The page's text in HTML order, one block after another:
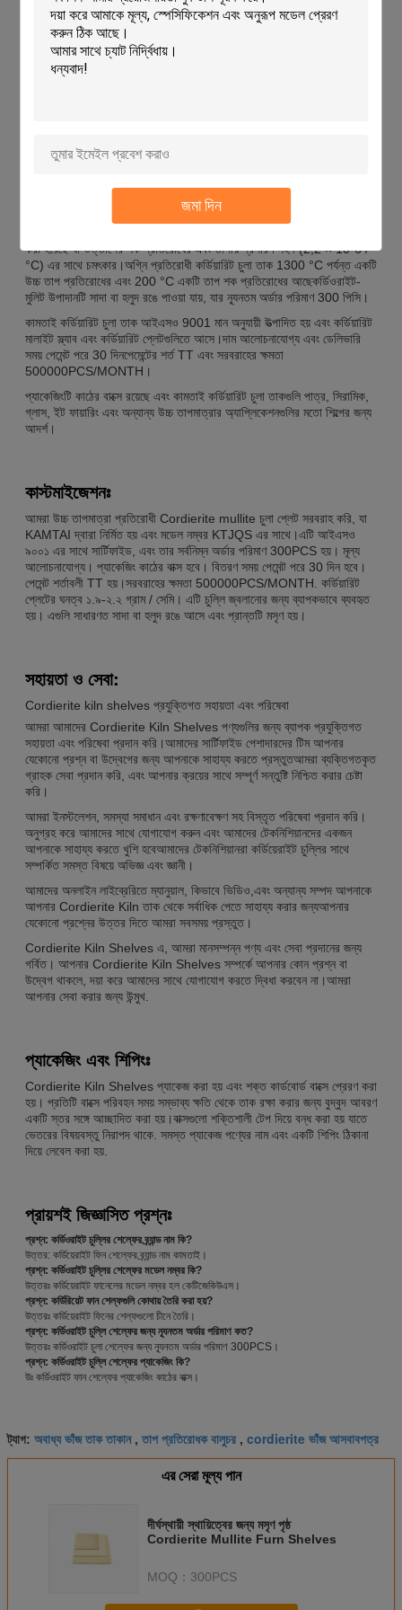
জমা দিন
প্রান্ত
মসৃণ
সাদা বা হলুদ
ব্যবহার
ফায়ারিং
স্থায়িত্ব
তাপীয় শক প্রতিরোধের
করা হয়েছে যা উত্তাপের শক প্রতিরোধের এবং তাপীয় প্রসারণ সহগ (2,2 × 10-6 /
°C) এর সাথে চমৎকার।অগ্নি প্রতিরোধী কর্ডিয়ারিট চুলা তাক 1300 °C পর্যন্ত একটি
উচ্চ তাপ প্রতিরোধের এবং 200 °C একটি তাপ শক প্রতিরোধের আছেকর্ডিওরাইট-
মুলিট উপাদানটি সাদা বা হলুদ রঙে পাওয়া যায়, যার ন্যূনতম অর্ডার পরিমাণ 300 পিসি।
কামতাই কর্ডিয়ারিট চুলা তাক আইএসও 9001 মান অনুযায়ী উত্পাদিত হয় এবং কর্ডিয়ারিট
মালাইট স্ল্যাব এবং কর্ডিয়ারিট প্লেটগুলিতে আসে।দাম আলোচনাযোগ্য এবং ডেলিভারি
সময় পেমেন্ট পরে 30 দিনপেমেন্টের শর্ত TT এবং সরবরাহের ক্ষমতা
500000PCS/MONTH।
প্যাকেজিংটি কাঠের বাক্সে রয়েছে এবং কামতাই কর্ডিয়ারিট চুলা তাকগুলি পাত্র, সিরামিক,
গ্লাস, ইট ফায়ারিং এবং অন্যান্য উচ্চ তাপমাত্রার অ্যাপ্লিকেশনগুলির মতো শিল্পের জন্য
আদর্শ।
কাস্টমাইজেশনঃ
আমরা উচ্চ তাপমাত্রা প্রতিরোধী Cordierite mullite চুলা প্লেট সরবরাহ করি, যা
KAMTAI দ্বারা নির্মিত হয় এবং মডেল নম্বর KTJQS এর সাথে।এটি আইএসও
৯০০১ এর সাথে সার্টিফাইড, এবং তার সর্বনিম্ন অর্ডার পরিমাণ 300PCS হয়। মূল্য
আলোচনাযোগ্য। প্যাকেজিং কাঠের বাক্স হবে। বিতরণ সময় পেমেন্ট পরে 30 দিন হবে।
পেমেন্ট শর্তাবলী TT হয়।সরবরাহের ক্ষমতা 500000PCS/MONTH. কর্ডিয়ারিট
প্লেটের ঘনত্ব ১.৯-২.২ গ্রাম / সেমি। এটি চুল্লি জ্বলানোর জন্য ব্যাপকভাবে ব্যবহৃত
হয়। এগুলি সাধারণত সাদা বা হলুদ রঙে আসে এবং প্রান্তটি মসৃণ হয়।
সহায়তা ও সেবা:
Cordierite kiln shelves প্রযুক্তিগত সহায়তা এবং পরিষেবা
আমরা আমাদের Cordierite Kiln Shelves পণ্যগুলির জন্য ব্যাপক প্রযুক্তিগত
সহায়তা এবং পরিষেবা প্রদান করি।আমাদের সার্টিফাইড পেশাদারদের টিম আপনার
যেকোনো প্রশ্ন বা উদ্বেগের জন্য আপনাকে সাহায্য করতে প্রস্তুতআমরা ব্যক্তিগতকৃত
গ্রাহক সেবা প্রদান করি, এবং আপনার ক্রয়ের সাথে সম্পূর্ণ সন্তুষ্টি নিশ্চিত করার চেষ্টা
করি।
আমরা ইনস্টলেশন, সমস্যা সমাধান এবং রক্ষণাবেক্ষণ সহ বিস্তৃত পরিষেবা প্রদান করি।
অনুগ্রহ করে আমাদের সাথে যোগাযোগ করুন এবং আমাদের টেকনিশিয়ানদের একজন
আপনাকে সাহায্য করতে খুশি হবেআমাদের টেকনিশিয়ানরা কর্ডিয়েরাইট চুল্লির সাথে
সম্পর্কিত সমস্ত বিষয়ে অভিজ্ঞ এবং জ্ঞানী।
আমাদের অনলাইন লাইব্রেরিতে ম্যানুয়াল, কিভাবে ভিডিও,এবং অন্যান্য সম্পদ আপনাকে
আপনার Cordierite Kiln তাক থেকে সর্বাধিক পেতে সাহায্য করার জন্যআপনার
যেকোনো প্রশ্নের উত্তর দিতে আমরা সবসময় প্রস্তুত।
Cordierite Kiln Shelves এ, আমরা মানসম্পন্ন পণ্য এবং সেবা প্রদানের জন্য
গর্বিত। আপনার Cordierite Kiln Shelves সম্পর্কে আপনার কোন প্রশ্ন বা
উদ্বেগ থাকলে, দয়া করে আমাদের সাথে যোগাযোগ করতে দ্বিধা করবেন না।আমরা
আপনার সেবা করার জন্য উন্মুখ.
প্যাকেজিং এবং শিপিংঃ
Cordierite Kiln Shelves প্যাকেজ করা হয় এবং শক্ত কার্ডবোর্ড বাক্সে প্রেরণ করা
হয়। প্রতিটি বাক্সে পরিবহন সময় সম্ভাব্য ক্ষতি থেকে তাক রক্ষা করার জন্য বুদ্বুদ আবরণ
একটি স্তর সঙ্গে আচ্ছাদিত করা হয়।বাক্সগুলো শক্তিশালী টেপ দিয়ে বন্ধ করা হয় যাতে
ভেতরের বিষয়বস্তু নিরাপদ থাকে. সমস্ত প্যাকেজ পণ্যের নাম এবং একটি শিপিং ঠিকানা
দিয়ে লেবেল করা হয়.
প্রায়শই জিজ্ঞাসিত প্রশ্নঃ
প্রশ্ন: কর্ডিওরাইট চুল্লির শেল্ফের ব্র্যান্ড নাম কি?
উত্তর: কর্ডিয়েরাইট ফিন শেল্ফের ব্র্যান্ড নাম কামতাই।
প্রশ্ন: কর্ডিওরাইট চুল্লির শেল্ফের মডেল নম্বর কি?
উত্তরঃ কর্ডিয়েরাইট ফানেলের মডেল নম্বর হল কেটিজেকিউএস।
প্রশ্ন: কর্ডিরিয়েট ফান শেল্ফগুলি কোথায় তৈরি করা হয়?
উত্তরঃ কর্ডিয়েরাইট ফিনের শেল্ফগুলো চীনে তৈরি।
প্রশ্ন: কর্ডিওরাইট চুল্লি শেল্ফের জন্য ন্যূনতম অর্ডার পরিমাণ কত?
উত্তরঃ কর্ডিওরাইট চুলা শেল্ফের জন্য ন্যূনতম অর্ডার পরিমাণ 300PCS।
প্রশ্ন: কর্ডিওরাইট চুল্লি শেল্ফের প্যাকেজিং কি?
উঃ কর্ডিওরাইট ফান শেল্ফের প্যাকেজিং কাঠের বাক্স।
ট্যাগ: অবাধ্য ভাঁজ তাক তাকান,তাপ প্রতিরোধক বালুচর , cordierite ভাঁজ আসবাবপত্র
এর সেরা মূল্য পান
দীর্ঘস্থায়ী স্থায়িত্বের জন্য মসৃণ পৃষ্ঠ
Cordierite Mullite Furn Shelves
MOQ： 300PCS